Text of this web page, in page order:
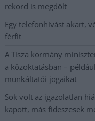
rekord is megdőlt
Egy telefonhívást akart,
férfit
A Tisza kormány
a közoktatásban –
munkáltatói jogaikat
Sok volt az igazolatlan
kapott, más fideszesek